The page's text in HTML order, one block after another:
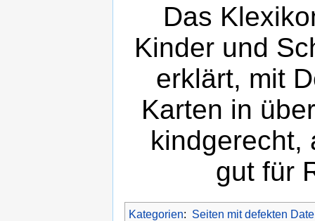
Das
Kinder und
erklärt, mit
Karten in
kindgerecht,
gut für
Kategorien: Seiten mit defekten